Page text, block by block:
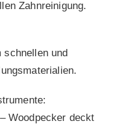
Zahnreinigung.
schnellen und
Woodpecker deckt